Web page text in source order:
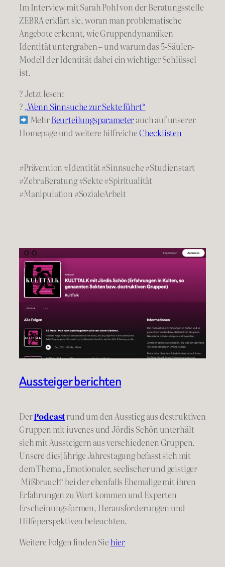
Im Interview mit Sarah Pohl von der Beratungsstelle
ZEBRA erklärt sie, woran man problematische
Angebote erkennt, wie Gruppendynamiken
Identität untergraben – und warum das 5-Säulen-
Modell der Identität dabei ein wichtiger Schlüssel
ist.
? Jetzt lesen:
? „Wenn Sinnsuche zur Sekte führt“
MehrBeurteilungsparameterauch auf unserer
Homepage und weitere hilfreicheChecklisten
#Prävention #Identität #Sinnsuche #Studienstart
#ZebraBeratung #Sekte #Spiritualität
#Manipulation #SozialeArbeit
Aussteiger berichten
DerPodcastrund um den Ausstieg aus destruktiven
Gruppen mit iuvenes und Jördis Schön unterhält
sich mit Aussteigern aus verschiedenen Gruppen.
Unsere diesjährige Jahrestagung befasst sich mit
dem Thema „Emotionaler, seelischer und geistiger
Mißbrauch“ bei der ebenfalls Ehemalige mit ihren
Erfahrungen zu Wort kommen und Experten
Erscheinungsformen, Herausforderungen und
Hilfeperspektiven beleuchten.
Weitere Folgen finden Siehier